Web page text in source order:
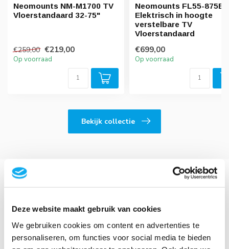
Deze website maakt gebruik van cookies
We gebruiken cookies om content en advertenties te
personaliseren, om functies voor social media te bieden
Neomounts NM-M1700 TV
Vloerstandaard 32-75"
€259,00 €219,00
Op voorraad
Neomounts FL55-
Elektrisch in hoogte
verstelbare TV
Vloerstandaard
€699,00
Op voorraad
Bekijk collectie
Het volledige aanbod van Neomounts vindt u hier op onze
website. Neomounts biedt een uitgebreid, up-to-date
assortiment van meer dan 500 hoogwaardige
bevestigingsoplossingen, volgens de laatste trends in de AV- en